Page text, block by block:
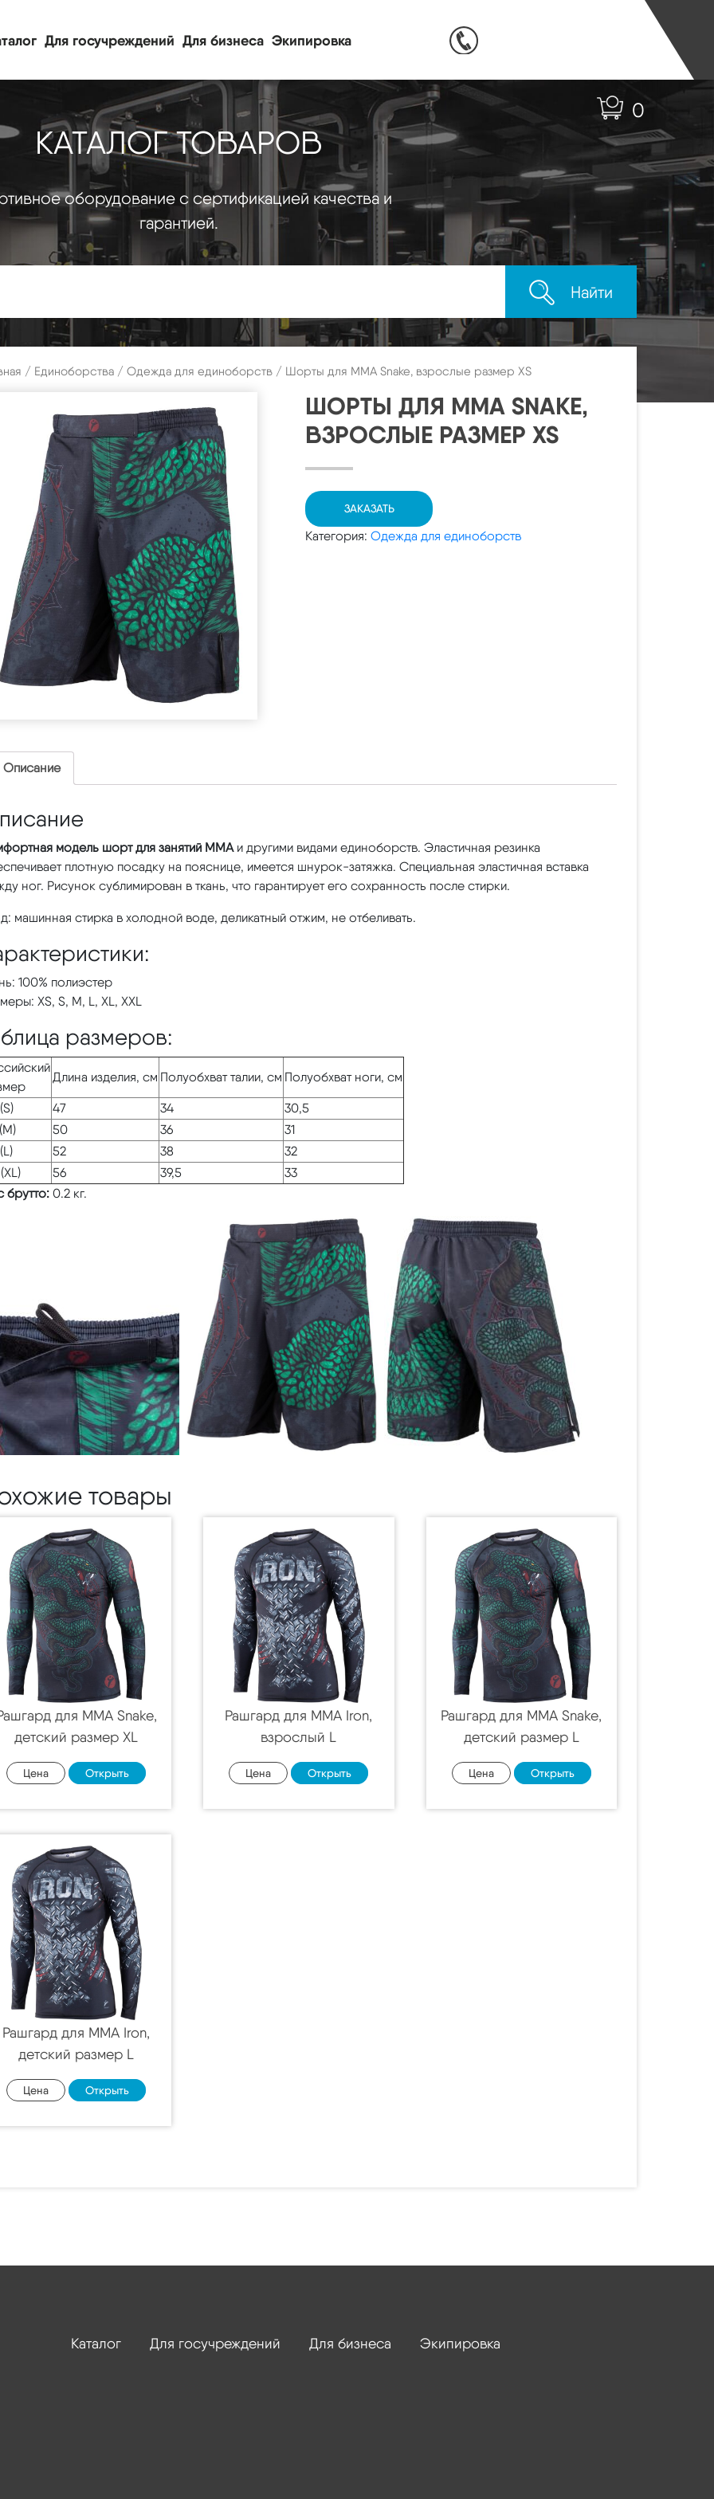
Для госучреждений Для бизнеса Экипировка
0
КАТАЛОГ ТОВАРОВ
оборудование с сертификацией качества и
гарантией.
Найти
/ Единоборства / Одежда для единоборств / Шорты для MMA Snake, взрослые размер XS
ШОРТЫ ДЛЯ MMA SNAKE,
ВЗРОСЛЫЕ РАЗМЕР XS
ЗАКАЗАТЬ
Категория: Одежда для единоборств
Описание
модель шорт для занятий ММАи другими видами единоборств. Эластичная резинка
плотную посадку на пояснице, имеется шнурок-затяжка. Специальная эластичная вставка
ног. Рисунок сублимирован в ткань, что гарантирует его сохранность после стирки.
машинная стирка в холодной воде, деликатный отжим, не отбеливать.
100% полиэстер
XS, S, M, L, XL, XXL
размеров:
Длина изделия, см Полуобхват талии, см Полуобхват ноги, см
47 34
30,5
50 36
31
52 38
32
56 39,5
33
брутто: 0.2 кг.
товары
для MMA Snake,
детский размер XL
Цена Открыть
Рашгард для MMA Iron,
взрослый L
Цена Открыть
Рашгард для MMA Snake,
детский размер L
Цена Открыть
Рашгард для MMA Iron,
детский размер L
Цена Открыть
Каталог Для госучреждений Для бизнеса Экипировка